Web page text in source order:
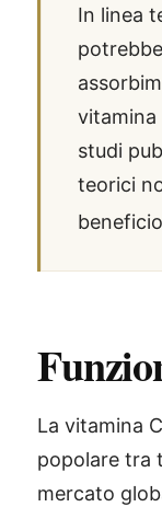
In linea
vitamina
studi
teorici
beneficio
La vitamina
popolare tra
mercato